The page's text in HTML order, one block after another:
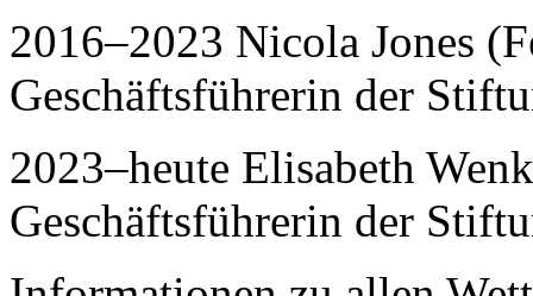
2016–2023 Nicola Jones
Geschäftsführerin der
2023–heute Elisabeth
Geschäftsführerin der